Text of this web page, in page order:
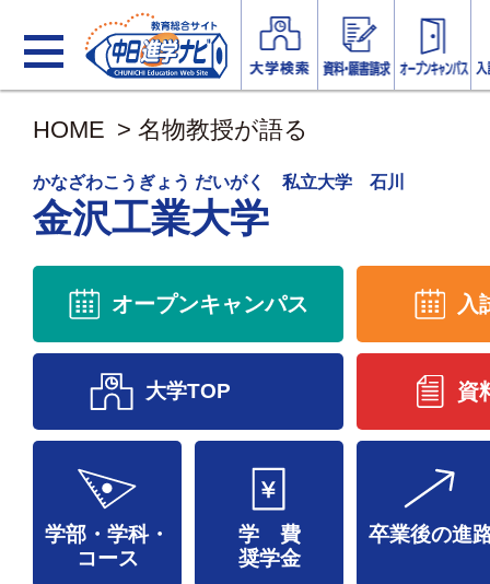
HOME > 名物教授が語る
かなざわこうぎょう だいがく 私立大学 石川
金沢工業大学
オープンキャンパス 入
資
大学TOP
学部・学科・
コース
学 費
奨学金
卒業後の進